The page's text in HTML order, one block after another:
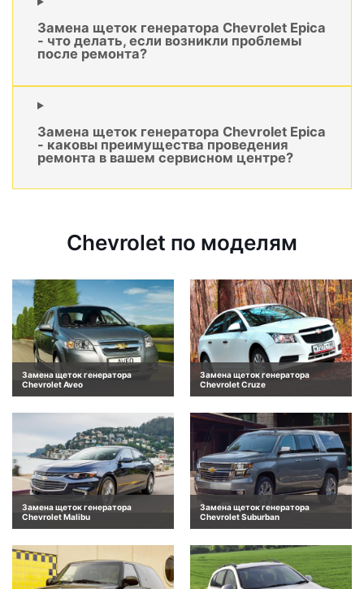
Замена щеток генератора Chevrolet Epica
- что делать, если возникли проблемы
после ремонта?
Замена щеток генератора Chevrolet Epica
- каковы преимущества проведения
ремонта в вашем сервисном центре?
Chevrolet по моделям
Замена щеток генератора
Chevrolet Aveo
Замена щеток генератора
Chevrolet Cruze
Замена щеток генератора
Chevrolet Malibu
Замена щеток генератора
Chevrolet Suburban